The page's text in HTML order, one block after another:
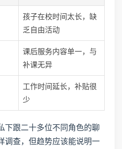
孩子在校时间太长，缺
乏自由活动
课后服务内容单一，与
补课无异
工作时间延长，补贴很
少
下跟二十多位不同角色的聊
调查，但趋势应该能说明一